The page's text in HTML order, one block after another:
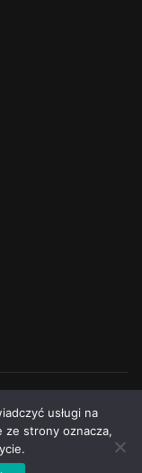
Reserved
usługi na
ze strony oznacza,